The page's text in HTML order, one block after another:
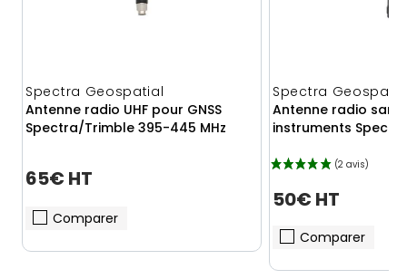
Spectra Geospatial
Antenne radio UHF pour GNSS
Spectra/Trimble 395-445 MHz
65€ HT
Comparer
Spectra
Antenne radio
instruments
50€ HT
Comparer